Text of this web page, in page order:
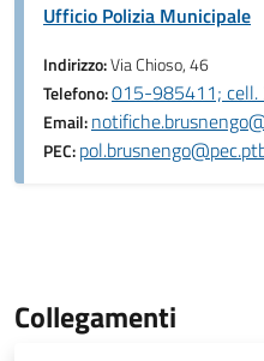
Ufficio Polizia Municipale
Indirizzo:Via Chioso, 46
Telefono:015-985411;
Email:
PEC:
Collegamenti